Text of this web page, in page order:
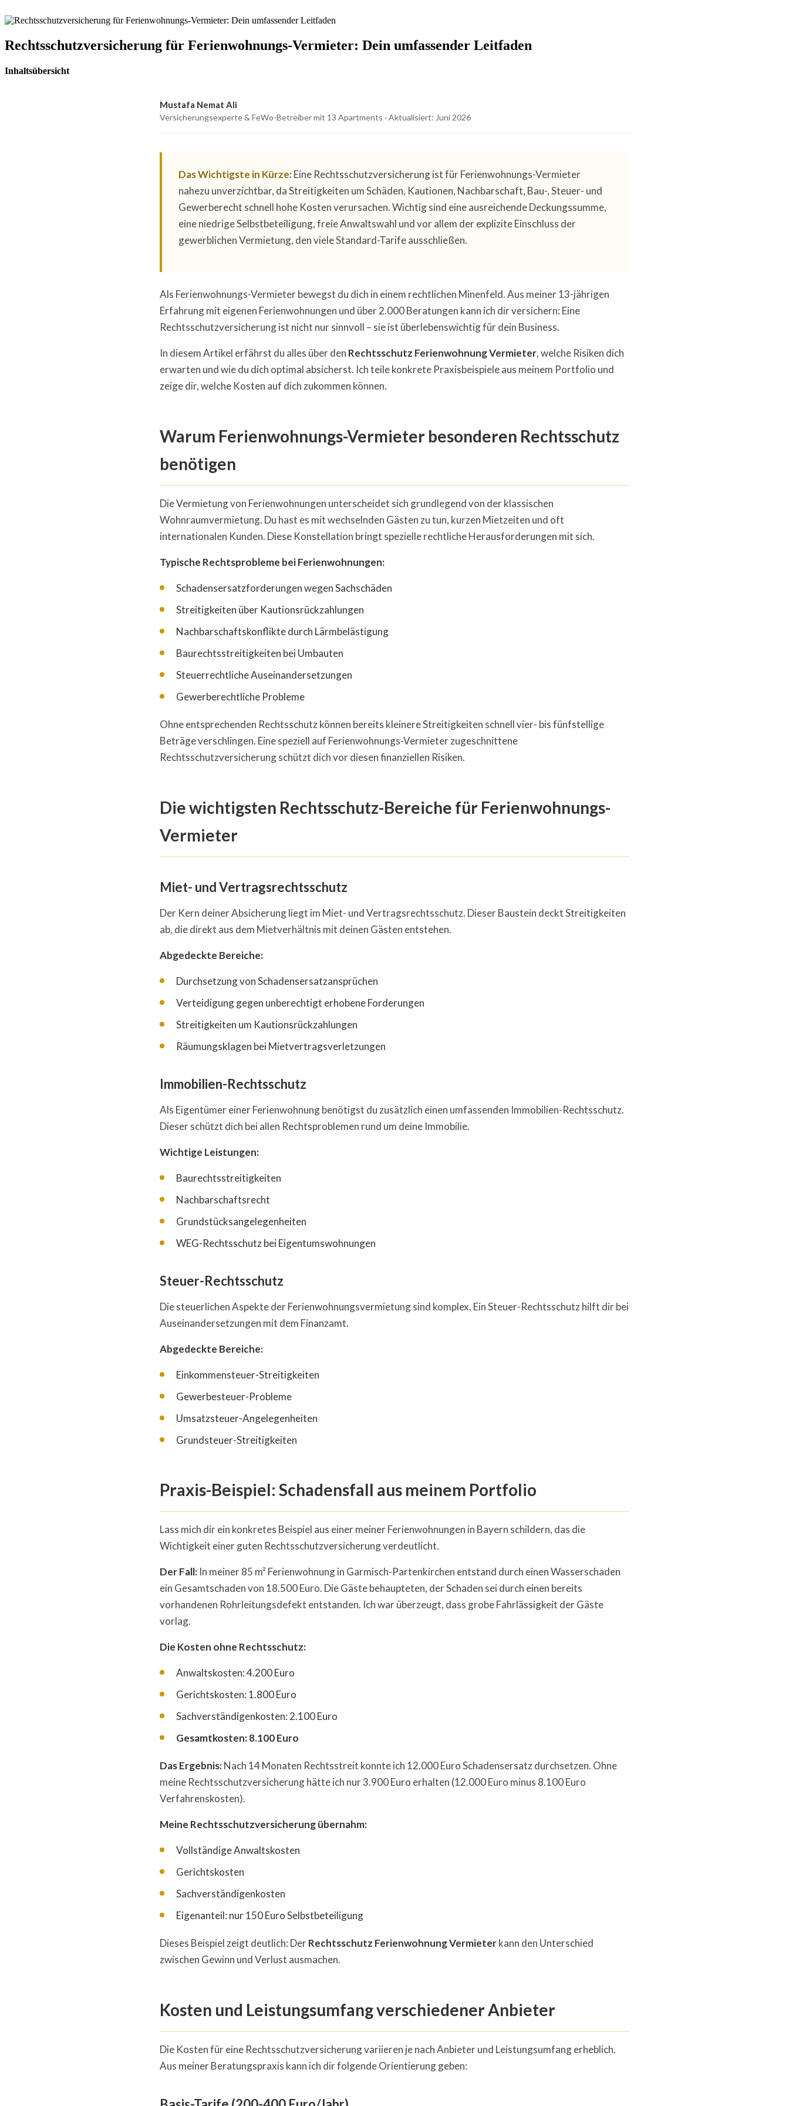
Inhalt
Rechtsschutzversicherung für Ferienwohnungs-Vermieter: Dein umfassender Leitfaden
Inhaltsübersicht
Mustafa Nemat Ali
Versicherungsexperte & FeWo-Betreiber mit 13 Apartments · Aktualisiert: Juni 2026
Das Wichtigste in Kürze:Eine Rechtsschutzversicherung ist für Ferienwohnungs-Vermieter
nahezu unverzichtbar, da Streitigkeiten um Schäden, Kautionen, Nachbarschaft, Bau-, Steuer- und
Gewerberecht schnell hohe Kosten verursachen. Wichtig sind eine ausreichende Deckungssumme,
eine niedrige Selbstbeteiligung, freie Anwaltswahl und vor allem der explizite Einschluss der
gewerblichen Vermietung, den viele Standard-Tarife ausschließen.
Als Ferienwohnungs-Vermieter bewegst du dich in einem rechtlichen Minenfeld. Aus meiner 13-jährigen
Erfahrung mit eigenen Ferienwohnungen und über 2.000 Beratungen kann ich dir versichern: Eine
Rechtsschutzversicherung ist nicht nur sinnvoll – sie ist überlebenswichtig für dein Business.
In diesem Artikel erfährst du alles über den Rechtsschutz Ferienwohnung Vermieter, welche Risiken dich
erwarten und wie du dich optimal absicherst. Ich teile konkrete Praxisbeispiele aus meinem Portfolio und
zeige dir, welche Kosten auf dich zukommen können.
Warum Ferienwohnungs-Vermieter besonderen Rechtsschutz
benötigen
Die Vermietung von Ferienwohnungen unterscheidet sich grundlegend von der klassischen
Wohnraumvermietung. Du hast es mit wechselnden Gästen zu tun, kurzen Mietzeiten und oft
internationalen Kunden. Diese Konstellation bringt spezielle rechtliche Herausforderungen mit sich.
Typische Rechtsprobleme bei Ferienwohnungen:
Schadensersatzforderungen wegen Sachschäden
Streitigkeiten über Kautionsrückzahlungen
Nachbarschaftskonflikte durch Lärmbelästigung
Baurechtsstreitigkeiten bei Umbauten
Steuerrechtliche Auseinandersetzungen
Gewerberechtliche Probleme
Ohne entsprechenden Rechtsschutz können bereits kleinere Streitigkeiten schnell vier- bis fünfstellige
Beträge verschlingen. Eine speziell auf Ferienwohnungs-Vermieter zugeschnittene
Rechtsschutzversicherung schützt dich vor diesen finanziellen Risiken.
Die wichtigsten Rechtsschutz-Bereiche für Ferienwohnungs-
Vermieter
Miet- und Vertragsrechtsschutz
Der Kern deiner Absicherung liegt im Miet- und Vertragsrechtsschutz. Dieser Baustein deckt Streitigkeiten
ab, die direkt aus dem Mietverhältnis mit deinen Gästen entstehen.
Abgedeckte Bereiche:
Durchsetzung von Schadensersatzansprüchen
Verteidigung gegen unberechtigt erhobene Forderungen
Streitigkeiten um Kautionsrückzahlungen
Räumungsklagen bei Mietvertragsverletzungen
Immobilien-Rechtsschutz
Als Eigentümer einer Ferienwohnung benötigst du zusätzlich einen umfassenden Immobilien-Rechtsschutz.
Dieser schützt dich bei allen Rechtsproblemen rund um deine Immobilie.
Wichtige Leistungen:
Baurechtsstreitigkeiten
Nachbarschaftsrecht
Grundstücksangelegenheiten
WEG-Rechtsschutz bei Eigentumswohnungen
Steuer-Rechtsschutz
Die steuerlichen Aspekte der Ferienwohnungsvermietung sind komplex. Ein Steuer-Rechtsschutz hilft dir bei
Auseinandersetzungen mit dem Finanzamt.
Abgedeckte Bereiche:
Einkommensteuer-Streitigkeiten
Gewerbesteuer-Probleme
Umsatzsteuer-Angelegenheiten
Grundsteuer-Streitigkeiten
Praxis-Beispiel: Schadensfall aus meinem Portfolio
Lass mich dir ein konkretes Beispiel aus einer meiner Ferienwohnungen in Bayern schildern, das die
Wichtigkeit einer guten Rechtsschutzversicherung verdeutlicht.
Der Fall: In meiner 85 m² Ferienwohnung in Garmisch-Partenkirchen entstand durch einen Wasserschaden
ein Gesamtschaden von 18.500 Euro. Die Gäste behaupteten, der Schaden sei durch einen bereits
vorhandenen Rohrleitungsdefekt entstanden. Ich war überzeugt, dass grobe Fahrlässigkeit der Gäste
vorlag.
Die Kosten ohne Rechtsschutz:
Anwaltskosten: 4.200 Euro
Gerichtskosten: 1.800 Euro
Sachverständigenkosten: 2.100 Euro
Gesamtkosten: 8.100 Euro
Das Ergebnis:Nach 14 Monaten Rechtsstreit konnte ich 12.000 Euro Schadensersatz durchsetzen. Ohne
meine Rechtsschutzversicherung hätte ich nur 3.900 Euro erhalten (12.000 Euro minus 8.100 Euro
Verfahrenskosten).
Meine Rechtsschutzversicherung übernahm:
Vollständige Anwaltskosten
Gerichtskosten
Sachverständigenkosten
Eigenanteil: nur 150 Euro Selbstbeteiligung
Dieses Beispiel zeigt deutlich: DerRechtsschutz Ferienwohnung Vermieterkann den Unterschied
zwischen Gewinn und Verlust ausmachen.
Kosten und Leistungsumfang verschiedener Anbieter
Die Kosten für eine Rechtsschutzversicherung variieren je nach Anbieter und Leistungsumfang erheblich.
Aus meiner Beratungspraxis kann ich dir folgende Orientierung geben: